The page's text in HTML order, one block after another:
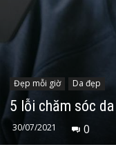
Đẹp mỗi giờ Da đẹp
5 lỗi chăm sóc
30/07/2021 0